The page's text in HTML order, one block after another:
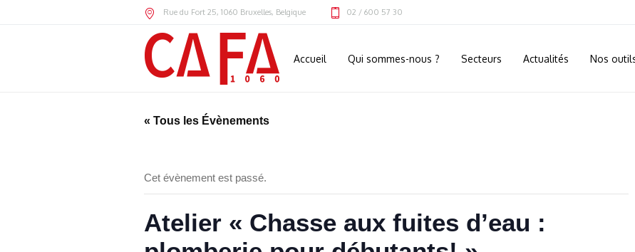
Rue du Fort 25, 1060 Bruxelles, Belgique 02 / 600 57 30
Accueil Qui sommes-nous ? Secteurs Actualités Nos
« Tous les Évènements
Cet évènement est passé.
Atelier « Chasse aux fuites d’eau :